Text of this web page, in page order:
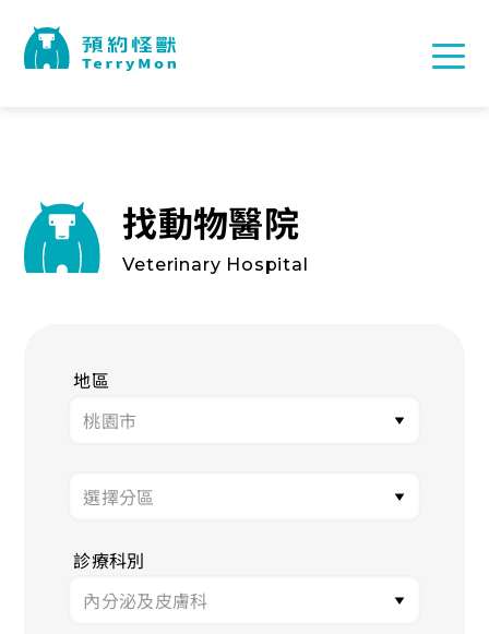
找動物醫院
Veterinary Hospital
地區
診療科別